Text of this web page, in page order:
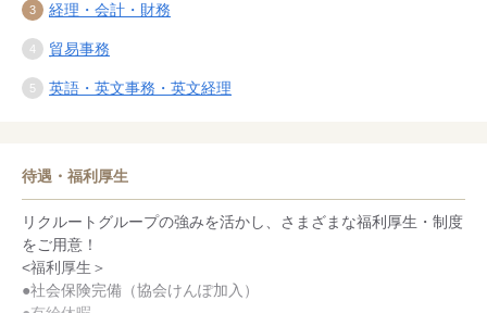
経理・会計・財務
貿易事務
英語・英文事務・英文経理
待遇・福利厚生
リクルートグループの強みを活かし、さまざまな福利厚生・制度
をご用意！
<福利厚生＞
●社会保険完備（協会けんぽ加入）